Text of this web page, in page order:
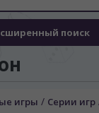
поиск
игры / Серии игр